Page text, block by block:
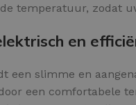
temperatuur, zodat
en
een slimme en
een comfortabele